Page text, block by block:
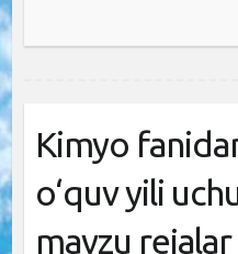
Kimyo
o‘quv yili
mavzu rejalar